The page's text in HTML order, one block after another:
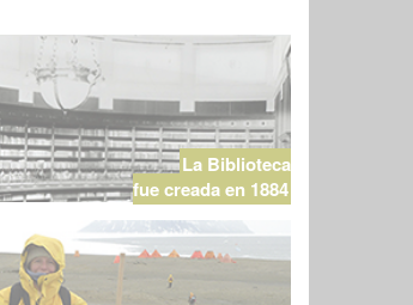
La Biblioteca
fue creada en 1884